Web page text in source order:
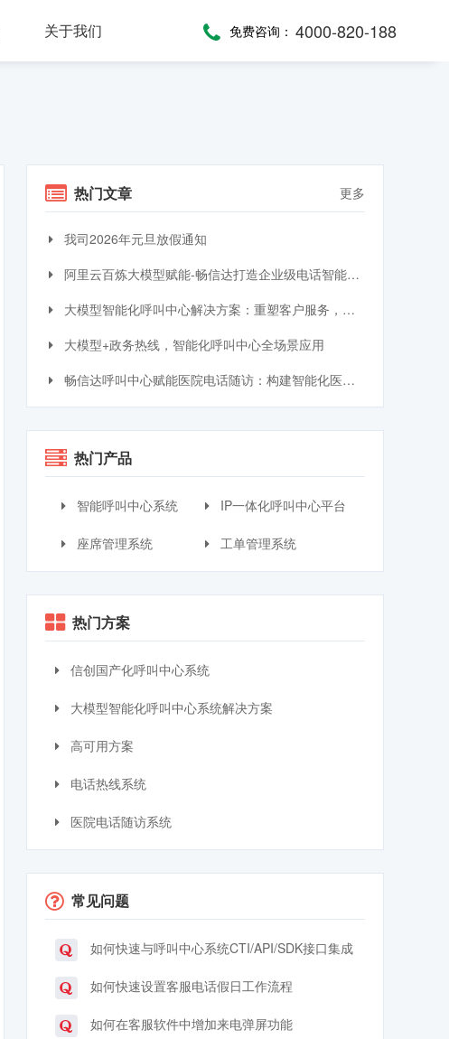
关于我们 免费咨询： 4000-820-188
热门文章 更多
我司2026年元旦放假通知
阿里云百炼大模型赋能-畅信达打造企业级电话智能体与智能呼叫中心完整方案
大模型智能化呼叫中心解决方案：重塑客户服务，引领交互革命
大模型+政务热线，智能化呼叫中心全场景应用
畅信达呼叫中心赋能医院电话随访：构建智能化医患服务
热门产品
智能呼叫中心系统 IP一体化呼叫中心平台
座席管理系统 工单管理系统
热门方案
信创国产化呼叫中心系统
大模型智能化呼叫中心系统解决方案
高可用方案
电话热线系统
医院电话随访系统
常见问题
如何快速与呼叫中心系统CTI/API/SDK接口集成
如何快速设置客服电话假日工作流程
如何在客服软件中增加来电弹屏功能